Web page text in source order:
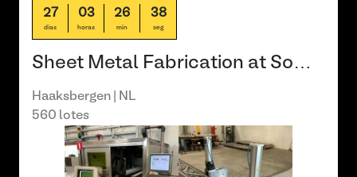
27
días
03
horas
26
min
37
seg
Sheet Metal Fabrication at So…
Haaksbergen | NL
560 lotes